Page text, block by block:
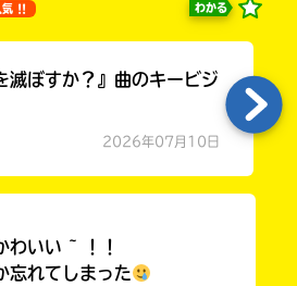
気 !! わかる
滅ぼすか？』曲のキービジ
2026年07月10日
わいい ~ ！！
忘れてしまった
い
え
る
う
確
認